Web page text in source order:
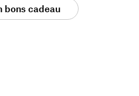
bons cadeau